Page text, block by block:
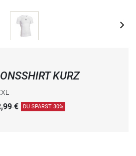
KURZ
€ DU SPARST 30%